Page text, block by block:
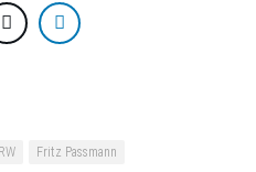
Fritz Passmann